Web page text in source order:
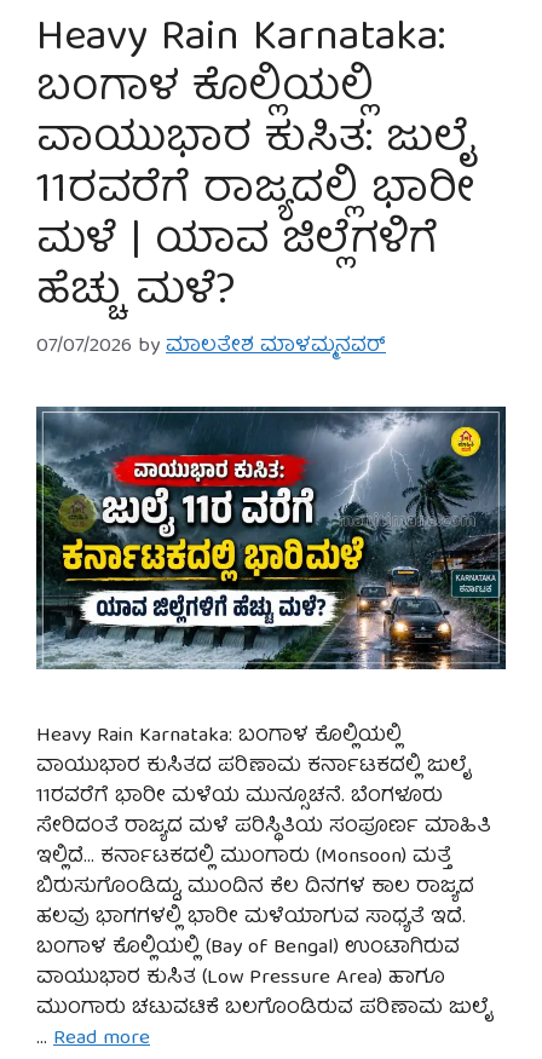
Heavy Rain Karnataka:
ಬಂಗಾಳ ಕೊಲ್ಲಿಯಲ್ಲಿ
ವಾಯುಭಾರ ಕುಸಿತ: ಜುಲೈ
11ರವರೆಗೆ ರಾಜ್ಯದಲ್ಲಿ ಭಾರೀ
ಮಳೆ | ಯಾವ ಜಿಲ್ಲೆಗಳಿಗೆ
ಹೆಚ್ಚು ಮಳೆ?
07/07/2026 byಮಾಲತೇಶ ಮಾಳಮ್ಮನವರ್
Heavy Rain Karnataka: ಬಂಗಾಳ ಕೊಲ್ಲಿಯಲ್ಲಿ
ವಾಯುಭಾರ ಕುಸಿತದ ಪರಿಣಾಮ ಕರ್ನಾಟಕದಲ್ಲಿ ಜುಲೈ
11ರವರೆಗೆ ಭಾರೀ ಮಳೆಯ ಮುನ್ಸೂಚನೆ. ಬೆಂಗಳೂರು
ಸೇರಿದಂತೆ ರಾಜ್ಯದ ಮಳೆ ಪರಿಸ್ಥಿತಿಯ ಸಂಪೂರ್ಣ ಮಾಹಿತಿ
ಇಲ್ಲಿದೆ… ಕರ್ನಾಟಕದಲ್ಲಿ ಮುಂಗಾರು (Monsoon) ಮತ್ತೆ
ಬಿರುಸುಗೊಂಡಿದ್ದು, ಮುಂದಿನ ಕೆಲ ದಿನಗಳ ಕಾಲ ರಾಜ್ಯದ
ಹಲವು ಭಾಗಗಳಲ್ಲಿ ಭಾರೀ ಮಳೆಯಾಗುವ ಸಾಧ್ಯತೆ ಇದೆ.
ಬಂಗಾಳ ಕೊಲ್ಲಿಯಲ್ಲಿ (Bay of Bengal) ಉಂಟಾಗಿರುವ
ವಾಯುಭಾರ ಕುಸಿತ (Low Pressure Area) ಹಾಗೂ
ಮುಂಗಾರು ಚಟುವಟಿಕೆ ಬಲಗೊಂಡಿರುವ ಪರಿಣಾಮ ಜುಲೈ
… Read more